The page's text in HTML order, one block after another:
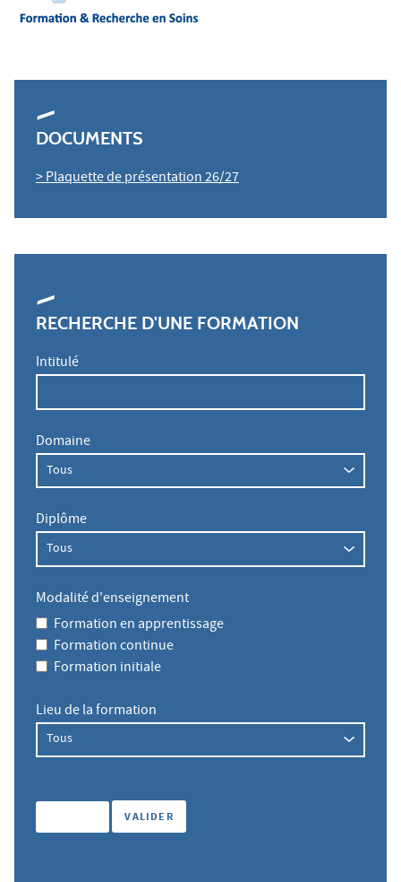
DOCUMENTS
> Plaquette de présentation 26/27
RECHERCHE D'UNE FORMATION
Intitulé
Domaine
Diplôme
Modalité d'enseignement
Formation en apprentissage
Formation continue
Formation initiale
Lieu de la formation